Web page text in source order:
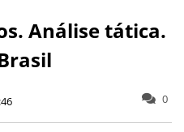
Análise tática.
0